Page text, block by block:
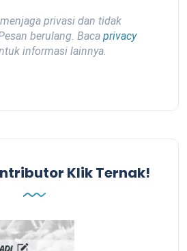
privasi dan tidak
berulang. Baca privacy
informasi lainnya.
Klik Ternak!